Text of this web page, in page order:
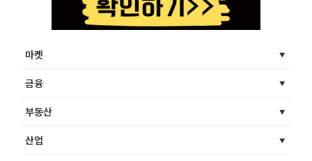
마켓
금융
부동산
산업